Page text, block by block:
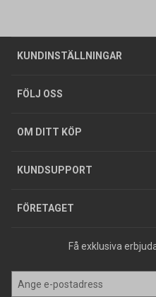
KUNDINSTÄLLNINGAR
Företagskund / Privatkund
FÖLJ OSS
OM DITT KÖP
Allmänna försäljningsvillkor
Integritetspolicy
GDPR
KUNDSUPPORT
Butiker
Foldrar och kataloger
Köpguider
Varumärken
FÖRETAGET
Om oss
Tjänster
Hållbarhet
Jobba hos oss
Press
Få exklusiva